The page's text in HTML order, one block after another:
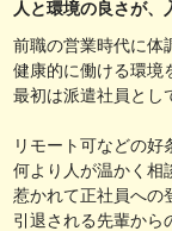
人と環境の良さが、
前職の営業時代に体
健康的に働ける環境
最初は派遣社員とし
リモート可などの好
何より人が温かく相
惹かれて正社員への
引退される先輩から